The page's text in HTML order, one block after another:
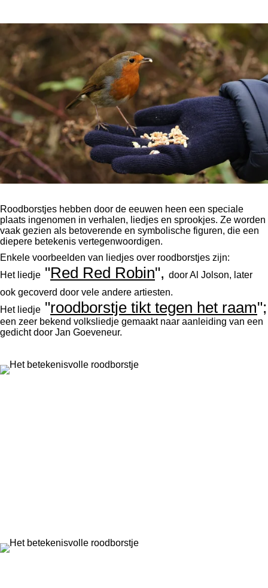
Roodborstjes hebben door de eeuwen heen een speciale
plaats ingenomen in verhalen, liedjes en sprookjes. Ze worden
vaak gezien als betoverende en symbolische figuren, die een
diepere betekenis vertegenwoordigen.
Enkele voorbeelden van liedjes over roodborstjes zijn:
Het liedje "Red Red Robin", door Al Jolson, later
ook gecoverd door vele andere artiesten.
Het liedje "roodborstje tikt tegen het raam";
een zeer bekend volksliedje gemaakt naar aanleiding van een
gedicht door Jan Goeveneur.